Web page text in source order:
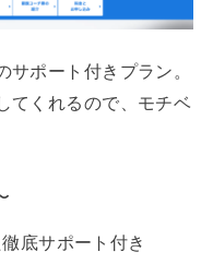
ポート付きプラン。
てくれるので、モチベ
底サポート付き